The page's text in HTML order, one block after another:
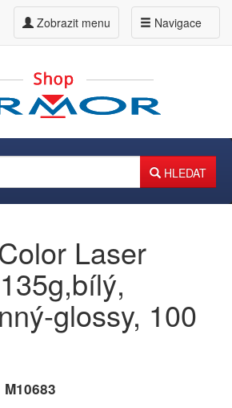
Navigace
Zobrazit menu
HLEDAT
Laser
glossy, 100
M10683